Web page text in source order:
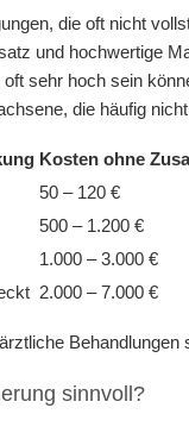
die oft nicht
und hochwertige
sehr hoch sein
die häufig
Kosten ohne
50 – 120 €
500 – 1.200 €
1.000 – 3.000 €
2.000 – 7.000 €
sinnvoll?